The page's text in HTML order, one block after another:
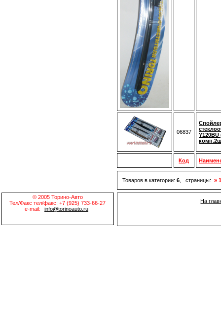
06837
Код
Товаров в категории: 6 , страницы: »
© 2005 Торино-Авто
Тел/Факс тел/факс: +7 (925) 733-66-27
e-mail:
info@torinoauto.ru
На